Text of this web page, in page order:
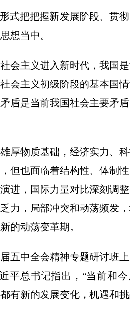
式把把握新发展阶段、贯
想当中。
会主义进入新时代，我国
会主义初级阶段的基本国情
盾是当前我国社会主要矛
厚物质基础，经济实力、科
但也面临着结构性、体制
进，国际力量对比深刻调
力，局部冲突和动荡频发
的动荡变革期。
五中全会精神专题研讨班
平总书记指出，“当前和
有新的发展变化，机遇和